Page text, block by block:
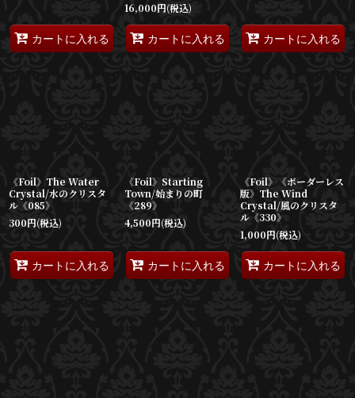
カートに入れる
16,000円(税込)
カートに入れる カートに入れる
《Foil》The Water
Crystal/水のクリスタ
ル《085》
300円(税込)
カートに入れる
《Foil》Starting
Town/始まりの町
《289》
4,500円(税込)
カートに入れる
《Foil》《ボーダーレス
版》The Wind
Crystal/風のクリスタ
ル《330》
1,000円(税込)
カートに入れる